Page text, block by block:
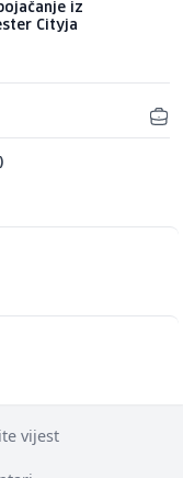
iz
Cityja
vijest